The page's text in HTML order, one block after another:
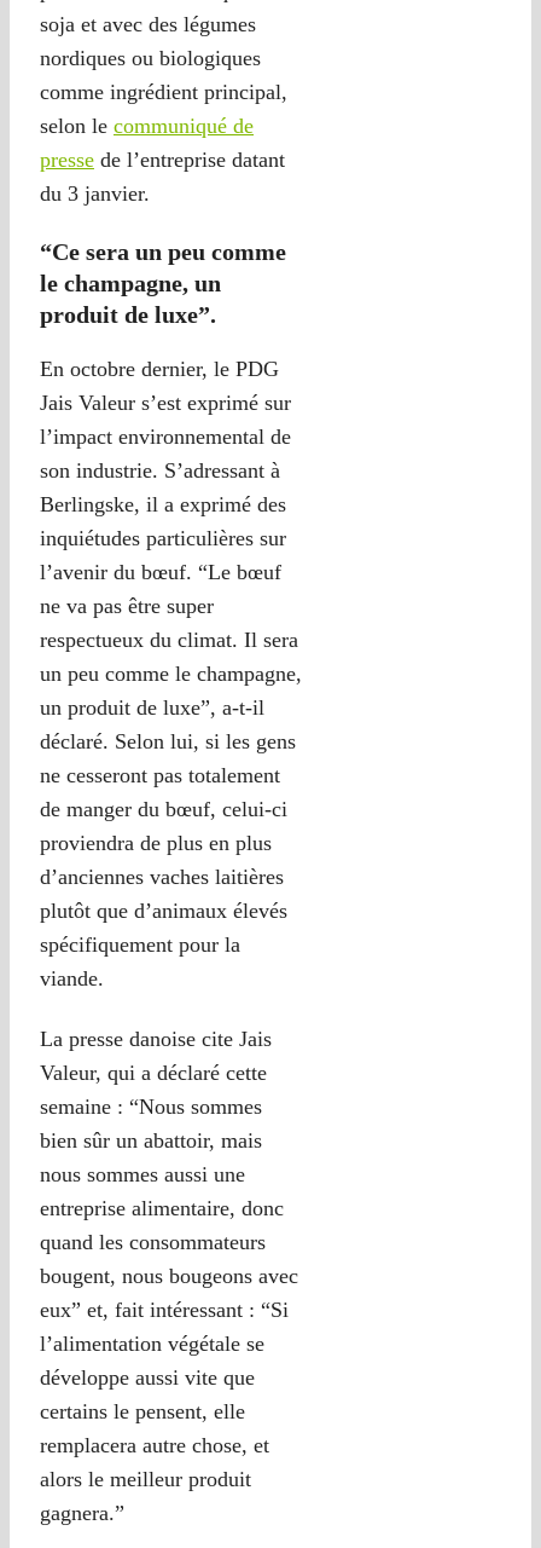
soja et avec des légumes
nordiques ou biologiques
comme ingrédient principal,
selon le communiqué de
presse de l’entreprise datant
du 3 janvier.
“Ce sera un peu comme
le champagne, un
produit de luxe”.
En octobre dernier, le PDG
Jais Valeur s’est exprimé sur
l’impact environnemental de
son industrie. S’adressant à
Berlingske, il a exprimé des
inquiétudes particulières sur
l’avenir du bœuf. “Le bœuf
ne va pas être super
respectueux du climat. Il sera
un peu comme le champagne,
un produit de luxe”, a-t-il
déclaré. Selon lui, si les gens
ne cesseront pas totalement
de manger du bœuf, celui-ci
proviendra de plus en plus
d’anciennes vaches laitières
plutôt que d’animaux élevés
spécifiquement pour la
viande.
La presse danoise cite Jais
Valeur, qui a déclaré cette
semaine : “Nous sommes
bien sûr un abattoir, mais
nous sommes aussi une
entreprise alimentaire, donc
quand les consommateurs
bougent, nous bougeons avec
eux” et, fait intéressant : “Si
l’alimentation végétale se
développe aussi vite que
certains le pensent, elle
remplacera autre chose, et
alors le meilleur produit
gagnera.”